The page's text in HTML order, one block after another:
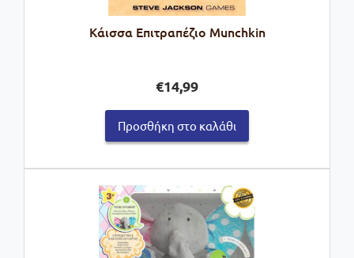
Κάισσα Επιτραπέζιο Munchkin
€14,99
Προσθήκη στο καλάθι